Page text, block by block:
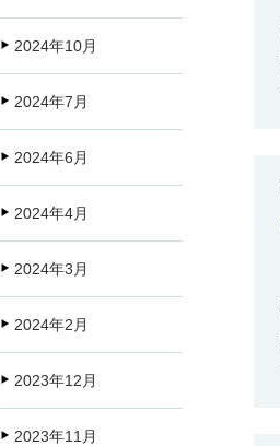
2024年10月
2024年7月
2024年6月
2024年4月
2024年3月
2024年2月
2023年12月
2023年11月